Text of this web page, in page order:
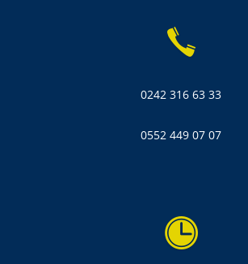
0242 316 63 33
0552 449 07 07